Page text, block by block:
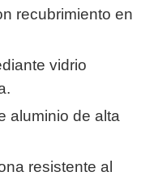
recubrimiento en
vidrio
aluminio de alta
resistente al